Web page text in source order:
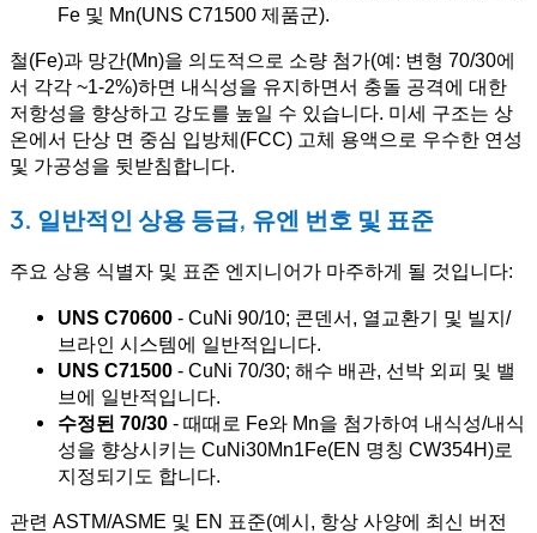
Fe 및 Mn(UNS C71500 제품군).
철(Fe)과 망간(Mn)을 의도적으로 소량 첨가(예: 변형 70/30에
서 각각 ~1-2%)하면 내식성을 유지하면서 충돌 공격에 대한
저항성을 향상하고 강도를 높일 수 있습니다. 미세 구조는 상
온에서 단상 면 중심 입방체(FCC) 고체 용액으로 우수한 연성
및 가공성을 뒷받침합니다.
3. 일반적인 상용 등급, 유엔 번호 및 표준
주요 상용 식별자 및 표준 엔지니어가 마주하게 될 것입니다:
UNS C70600 - CuNi 90/10; 콘덴서, 열교환기 및 빌지/
브라인 시스템에 일반적입니다.
UNS C71500 - CuNi 70/30; 해수 배관, 선박 외피 및 밸
브에 일반적입니다.
수정된 70/30 - 때때로 Fe와 Mn을 첨가하여 내식성/내식
성을 향상시키는 CuNi30Mn1Fe(EN 명칭 CW354H)로
지정되기도 합니다.
관련 ASTM/ASME 및 EN 표준(예시, 항상 사양에 최신 버전